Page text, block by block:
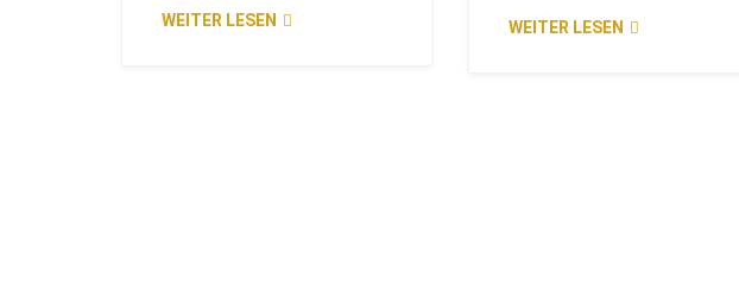
WEITER LESEN
WEITER LESEN